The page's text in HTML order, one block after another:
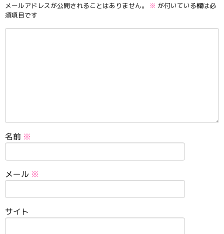
メールアドレスが公開されることはありません。 ※ が付いている欄は必
須項目です
名前 ※
メール ※
サイト